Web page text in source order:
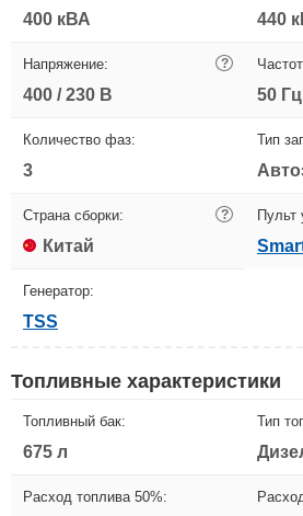
400 кВА 440
Напряжение: ?
400 / 230 В 50 Гц
Количество фаз:
3
Тип
Страна сборки: ?
Китай
Пульт
Генератор:
TSS
Топливные характеристики
Топливный бак:
675 л
Тип
Расход топлива 50%: